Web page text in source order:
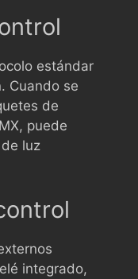
estándar
Cuando se
de
puede
luz
integrado,